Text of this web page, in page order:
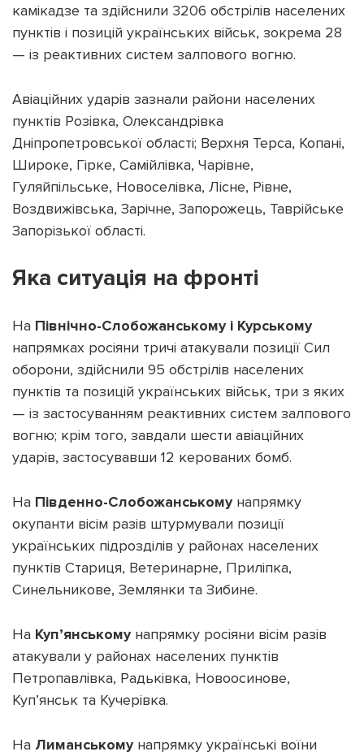
камікадзе та здійснили 3206 обстрілів населених
пунктів і позицій українських військ, зокрема 28
— із реактивних систем залпового вогню.
Авіаційних ударів зазнали райони населених
пунктів Розівка, Олександрівка
Дніпропетровської області; Верхня Терса, Копані,
Широке, Гірке, Самійлівка, Чарівне,
Гуляйпільське, Новоселівка, Лісне, Рівне,
Воздвижівська, Зарічне, Запорожець, Таврійське
Запорізької області.
Яка ситуація на фронті
На Північно-Слобожанському і Курському
напрямках росіяни тричі атакували позиції Сил
оборони, здійснили 95 обстрілів населених
пунктів та позицій українських військ, три з яких
— із застосуванням реактивних систем залпового
вогню; крім того, завдали шести авіаційних
ударів, застосувавши 12 керованих бомб.
На Південно-Слобожанському напрямку
окупанти вісім разів штурмували позиції
українських підрозділів у районах населених
пунктів Стариця, Ветеринарне, Приліпка,
Синельникове, Землянки та Зибине.
На Куп’янському напрямку росіяни вісім разів
атакували у районах населених пунктів
Петропавлівка, Радьківка, Новоосинове,
Куп’янськ та Кучерівка.
На Лиманському напрямку українські воїни